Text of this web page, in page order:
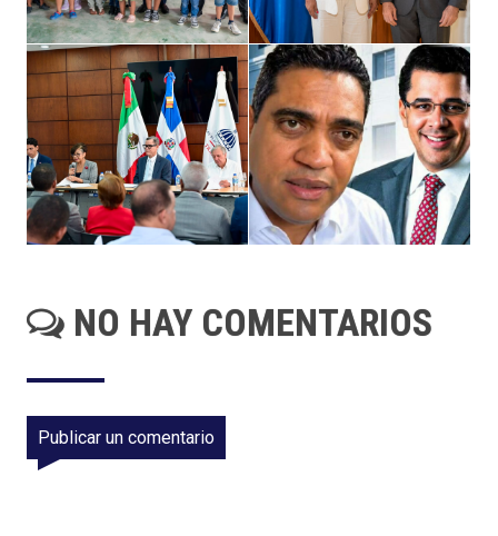
NO HAY COMENTARIOS
Publicar un comentario